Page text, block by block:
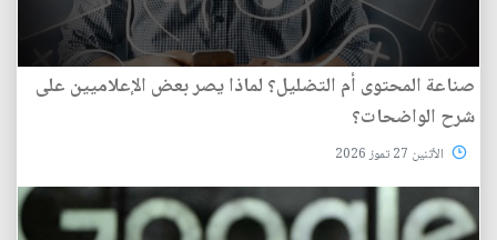
صناعة المحتوى أم التضليل؟ لماذا يصر بعض الإعلاميين على
شرح الواضحات؟
الأثنين 27 تموز 2026